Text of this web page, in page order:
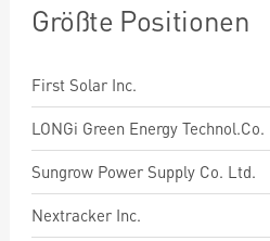
Größte Positionen
First Solar Inc.
LONGi Green Energy Technol.Co.
Sungrow Power Supply Co. Ltd.
Nextracker Inc.